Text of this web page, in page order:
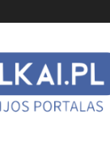
suvalkai.pl